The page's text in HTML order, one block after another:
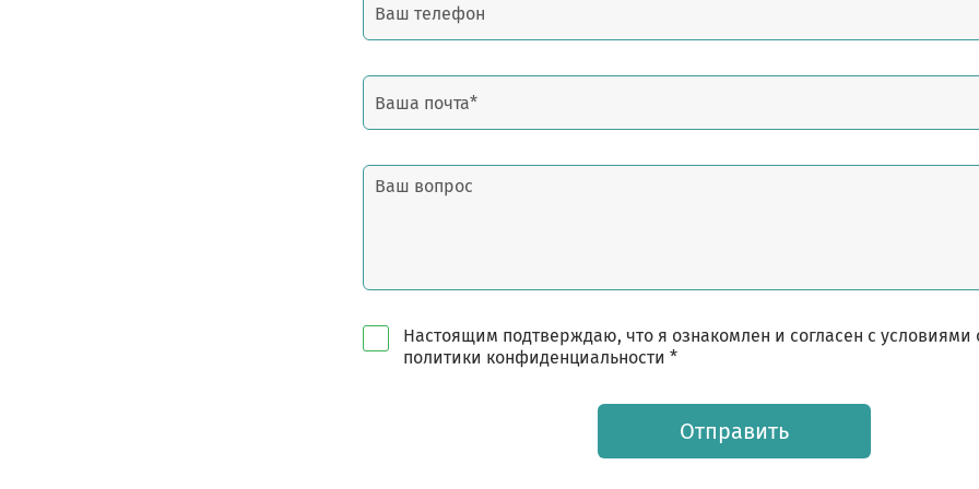
Настоящим подтверждаю, что я ознакомлен и согласен с
политики конфиденциальности *
Отправить